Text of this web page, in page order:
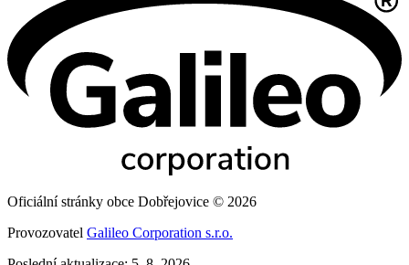
Oficiální stránky obce Dobřejovice © 2026
Provozovatel Galileo Corporation s.r.o.